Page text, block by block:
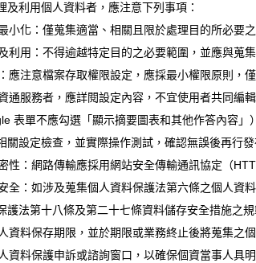
及利用個人資料者，應注意下列事項：
小化：僅蒐集適當、相關且限於處理目的所必要之
利用：不得逾越特定目的之必要範圍，並應與蒐
應注意檔案存取權限設定，應採最小權限原則，
通服務者，應詳閱設定內容，不宜使用者共同編
表單不應勾選「顯示摘要圖表和其他作答內容
關設定檢查，並實際操作測試，確認無誤後再行發
性：網路傳輸應採用網站安全傳輸通訊協定（
全：如涉及蒐集個人資料保護法第六條之個人資
護法第十八條及第二十七條資料儲存安全措施之規
資料保存期限，並於期限或業務終止後將蒐集之
資料保護申訴或諮詢窗口，以確保個資當事人具